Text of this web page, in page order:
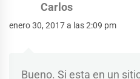
Carlos
enero 30, 2017 a las 2:09 pm
Bueno. Si esta en un